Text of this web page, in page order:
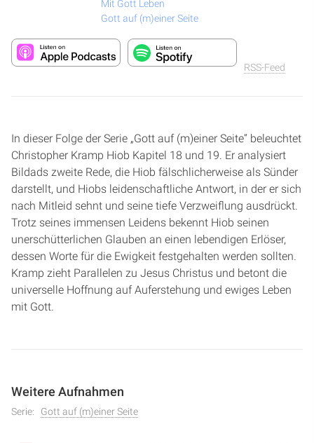
Mit Gott Leben
Gott auf (m)einer Seite
RSS-Feed
In dieser Folge der Serie „Gott auf (m)einer Seite“ beleuchtet
Christopher Kramp Hiob Kapitel 18 und 19. Er analysiert
Bildads zweite Rede, die Hiob fälschlicherweise als Sünder
darstellt, und Hiobs leidenschaftliche Antwort, in der er sich
nach Mitleid sehnt und seine tiefe Verzweiflung ausdrückt.
Trotz seines immensen Leidens bekennt Hiob seinen
unerschütterlichen Glauben an einen lebendigen Erlöser,
dessen Worte für die Ewigkeit festgehalten werden sollten.
Kramp zieht Parallelen zu Jesus Christus und betont die
universelle Hoffnung auf Auferstehung und ewiges Leben
mit Gott.
Weitere Aufnahmen
Serie: Gott auf (m)einer Seite